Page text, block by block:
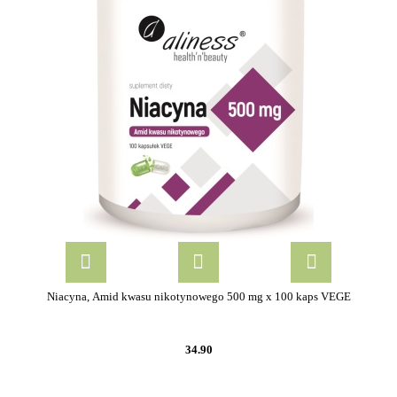
Niacyna, Amid kwasu nikotynowego 500 mg x 100 kaps VEGE
34.90